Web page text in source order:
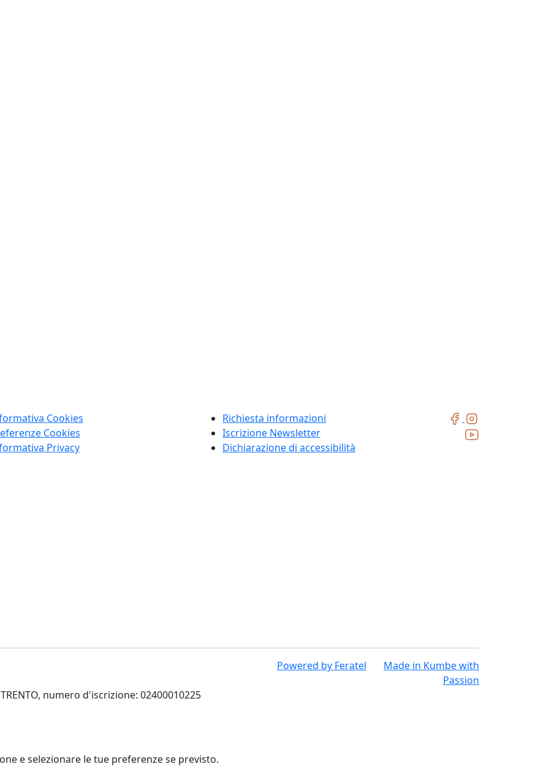
Cookies
Cookies
Privacy
Richiesta informazioni
Iscrizione Newsletter
Dichiarazione di accessibilità
numero d'iscrizione: 02400010225
Powered by Feratel Made in Kumbewith
Passion
e selezionare le tue preferenze se previsto.